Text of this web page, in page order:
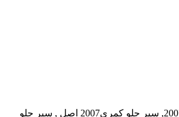
قیمت سپر جلو کمری2007, سپر جلو کمری2007 اصل , سپر جلو